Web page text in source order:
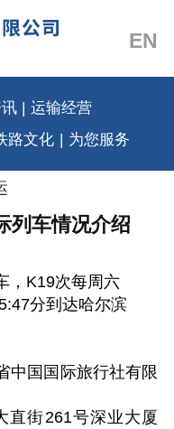
EN
运输经营
路文化 | 为您服务
列车情况介绍
K19次每周六
分到达哈尔滨
国国际旅行社有限
街261号深业大厦